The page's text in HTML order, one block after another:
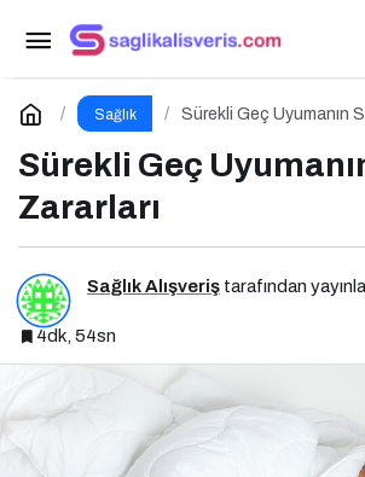
Sağlık Sürekli Geç Uyumanın
Sürekli Geç
Zararları
Sağlık Alışveriş tarafından
4dk, 54sn
Ekran Karşısında Yemek
Sessiz Tehlike
Yorum Yap